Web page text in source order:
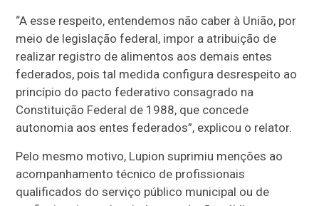
“A esse respeito, entendemos não caber à União, por
meio de legislação federal, impor a atribuição de
realizar registro de alimentos aos demais entes
federados, pois tal medida configura desrespeito ao
princípio do pacto federativo consagrado na
Constituição Federal de 1988, que concede
autonomia aos entes federados”, explicou o relator.
Pelo mesmo motivo, Lupion suprimiu menções ao
acompanhamento técnico de profissionais
qualificados do serviço público municipal ou de